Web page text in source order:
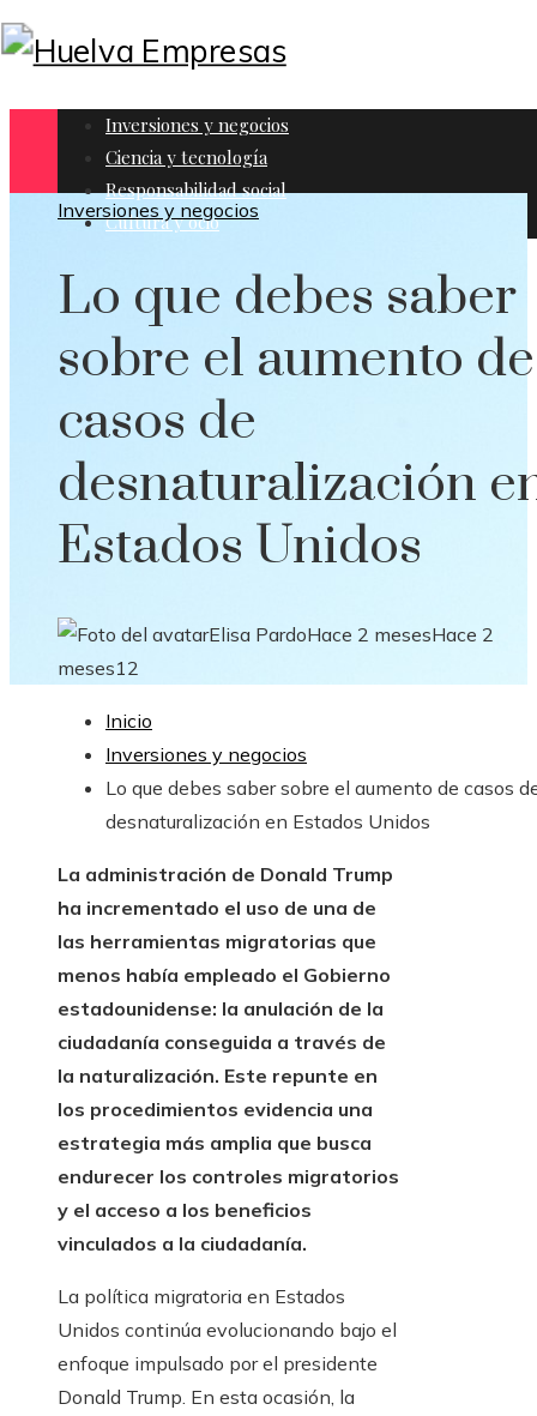
Inversiones y negocios
Ciencia y tecnología
Responsabilidad social
Cultura y ocio
Inversiones y negocios
Lo que debes saber
sobre el aumento de
casos de
desnaturalización
Estados Unidos
Elisa PardoHace 2 mesesHace 2
meses12
Inicio
Inversiones y negocios
Lo que debes saber sobre el aumento de casos
desnaturalización en Estados Unidos
La administración de Donald Trump
ha incrementado el uso de una de
las herramientas migratorias que
menos había empleado el Gobierno
estadounidense: la anulación de la
ciudadanía conseguida a través de
la naturalización. Este repunte en
los procedimientos evidencia una
estrategia más amplia que busca
endurecer los controles migratorios
y el acceso a los beneficios
vinculados a la ciudadanía.
La política migratoria en Estados
Unidos continúa evolucionando bajo el
enfoque impulsado por el presidente
Donald Trump. En esta ocasión, la